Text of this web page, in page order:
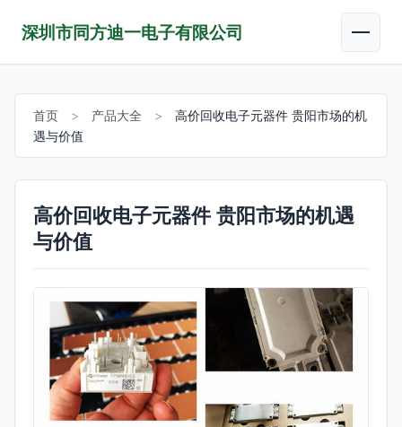
深圳市同方迪一电子有限公司
首页 > 产品大全 >
高价回收电子元器件 贵阳市场的机
遇与价值
高价回收电子元器件 贵阳市场的机遇
与价值